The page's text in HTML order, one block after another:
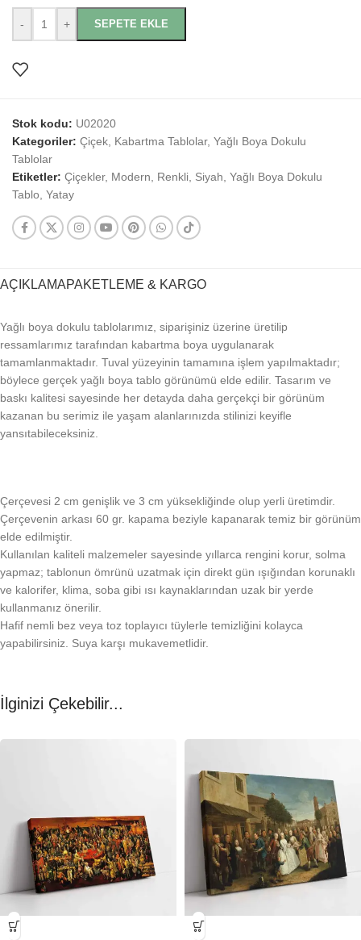
- + SEPETE EKLE
Stok kodu: U02020
Kategoriler: Çiçek, Kabartma Tablolar, Yağlı Boya Dokulu
Tablolar
Etiketler: Çiçekler, Modern, Renkli, Siyah, Yağlı Boya Dokulu
Tablo, Yatay
AÇIKLAMAPAKETLEME & KARGO
Yağlı boya dokulu tablolarımız, siparişiniz üzerine üretilip
ressamlarımız tarafından kabartma boya uygulanarak
tamamlanmaktadır. Tuval yüzeyinin tamamına işlem yapılmaktadır;
böylece gerçek yağlı boya tablo görünümü elde edilir. Tasarım ve
baskı kalitesi sayesinde her detayda daha gerçekçi bir görünüm
kazanan bu serimiz ile yaşam alanlarınızda stilinizi keyifle
yansıtabileceksiniz.
Çerçevesi 2 cm genişlik ve 3 cm yüksekliğinde olup yerli üretimdir.
Çerçevenin arkası 60 gr. kapama beziyle kapanarak temiz bir görünüm
elde edilmiştir.
Kullanılan kaliteli malzemeler sayesinde yıllarca rengini korur, solma
yapmaz; tablonun ömrünü uzatmak için direkt gün ışığından korunaklı
ve kalorifer, klima, soba gibi ısı kaynaklarından uzak bir yerde
kullanmanız önerilir.
Hafif nemli bez veya toz toplayıcı tüylerle temizliğini kolayca
yapabilirsiniz. Suya karşı mukavemetlidir.
İlginizi Çekebilir...
-23% -23%